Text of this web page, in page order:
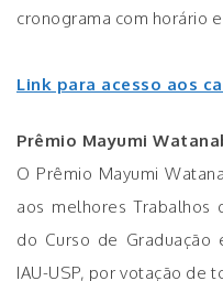
cronograma com horário
Link para acesso aos
Prêmio Mayumi
O Prêmio Mayumi
aos melhores Trabalhos
do Curso de Graduação
IAU-USP, por votação de